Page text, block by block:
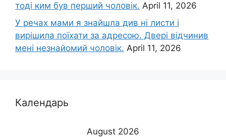
тоді ким був перший чоловік. April 11, 2026
У речах мами я знайшла див ні листи і
вирішила поїхати за адресою. Двері відчинив
мені незнайомий чоловік. April 11, 2026
Календарь
August 2026